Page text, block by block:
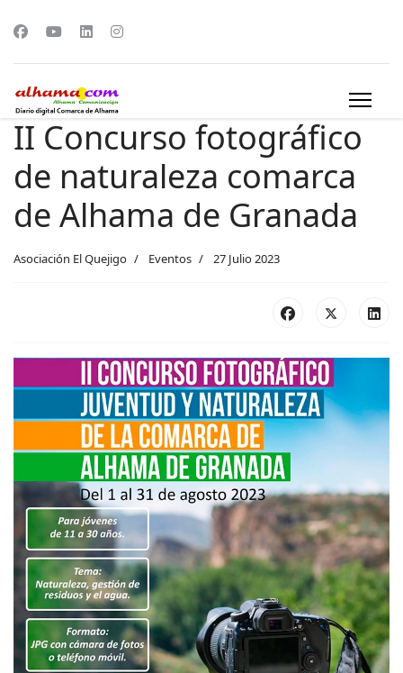
II Concurso fotográfico
de naturaleza comarca
de Alhama de Granada
Asociación El Quejigo Eventos 27 Julio 2023